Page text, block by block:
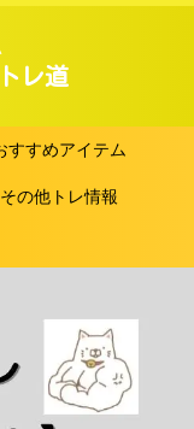
レ道
すすめアイテム
その他トレ情報